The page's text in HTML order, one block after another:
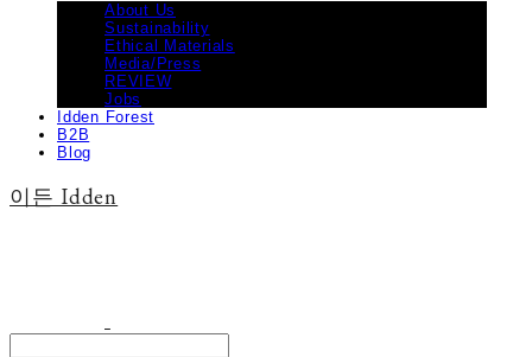
About Us
Sustainability
Ethical Materials
Media/Press
REVIEW
Jobs
Idden Forest
B2B
Blog
이든 Idden